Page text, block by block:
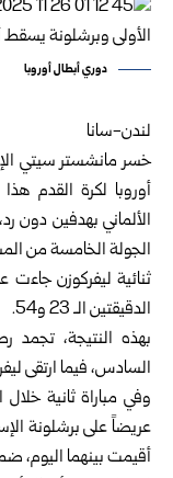
دوري أبطال أوروبا
لندن-سانا
خسر مانشستر سيتي
أوروبا لكرة القدم
الألماني بهدفين دون
الجولة الخامسة من
ثنائية ليفركوزن
الدقيقتين الـ 23 و54.
السادس، فيما ارتقى
وفي مباراة ثانية
عريضاً على برشلونة
أقيمت بينهما اليوم،